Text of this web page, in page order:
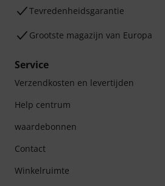
Tevredenheidsgarantie
Grootste magazijn van Europa
Service
Verzendkosten en levertijden
Help centrum
waardebonnen
Contact
Winkelruimte